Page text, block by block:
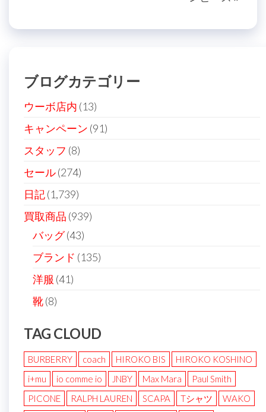
ゲ
シ
ョ
ン
ブログカテゴリー
ウーボ店内 (13)
キャンペーン (91)
スタッフ (8)
セール(274)
日記(1,739)
買取商品 (939)
バッグ(43)
ブランド (135)
洋服 (41)
靴(8)
TAG CLOUD
BURBERRY coach HIROKO BIS
HIROKO KOSHINO
i+mu
io comme io JNBY Max Mara
Paul Smith
PICONE
RALPH LAUREN SCAPA Tシャツ
WAKO